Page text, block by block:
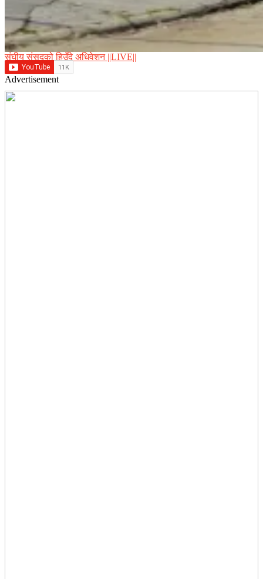
संघीय संसद्को हिउँदे अधिवेशन ||LIVE||
Advertisement